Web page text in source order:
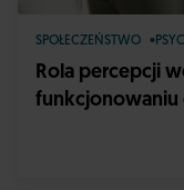
SPOŁECZEŃSTWO
Rola percepcji
funkcjonowaniu